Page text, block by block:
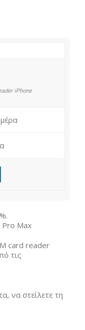
iPhone
Pro Max
card reader
τις
να στείλετε τη